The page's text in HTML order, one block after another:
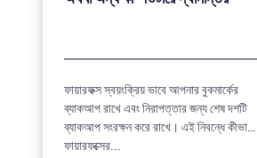
ফায়ারফক্স স্বয়ংক্রিয় ভাবে আপনার বুকমার্কের
ব্যাকআপ রাখে এবং নিরাপত্তার জন্য শেষ দশটি
ব্যাকআপ সংরক্ষন করে রাখে। এই নিবন্ধে কীভাবে
ফায়ারফক্সের...